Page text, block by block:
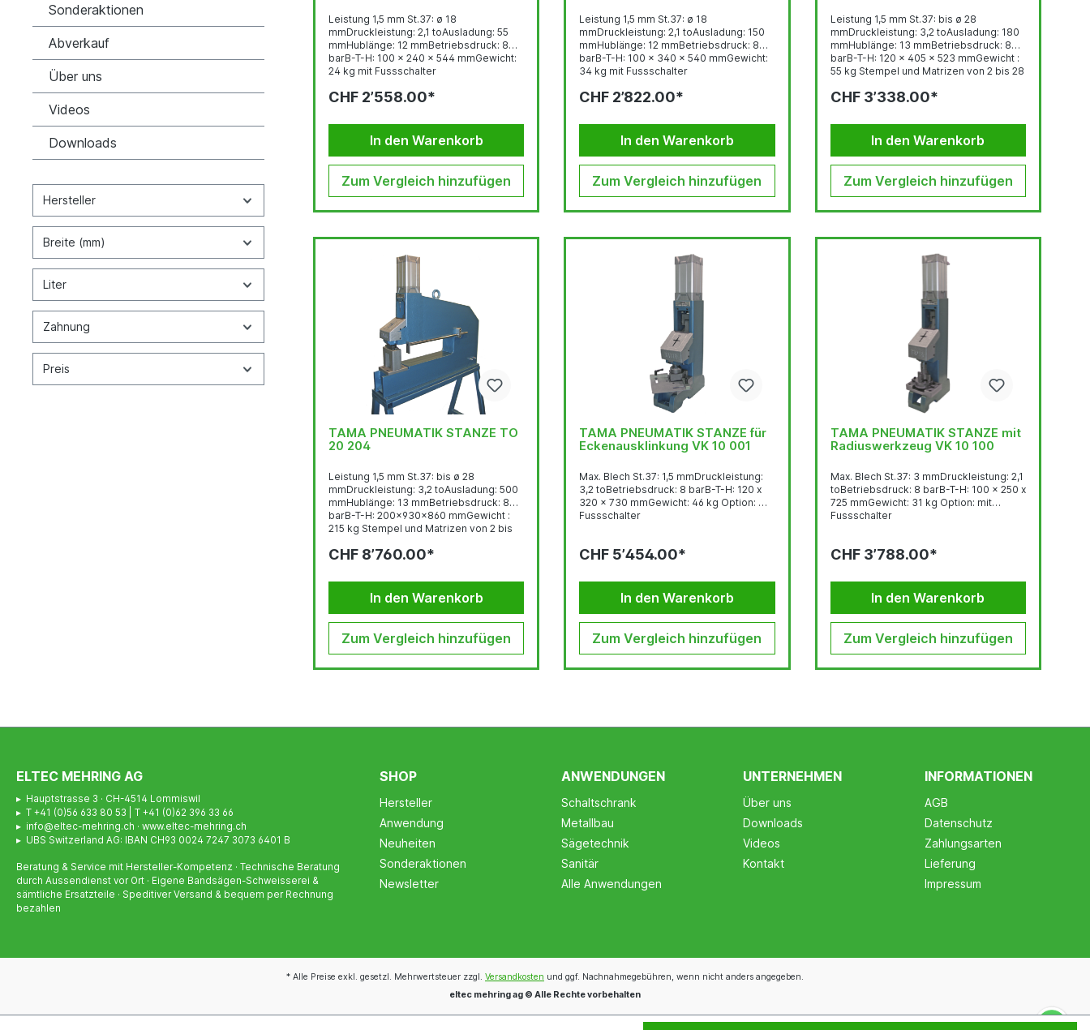
Sonderaktionen
Abverkauf
Über uns
Videos
Downloads
Hersteller
Breite (mm)
Liter
Zahnung
Preis
Leistung 1,5 mm St.37: ø 18
mmDruckleistung: 2,1 toAusladung: 55
mmHublänge: 12 mmBetriebsdruck: 8
barB-T-H: 100 x 240 x 544 mmGewicht:
24 kg mit Fussschalter
CHF 2’558.00*
In den Warenkorb
Zum Vergleich hinzufügen
Leistung 1,5 mm St.37: ø 18
mmDruckleistung: 2,1 toAusladung: 150
mmHublänge: 12 mmBetriebsdruck: 8
barB-T-H: 100 x 340 x 540 mmGewicht:
34 kg mit Fussschalter
CHF 2’822.00*
In den Warenkorb
Zum Vergleich hinzufügen
Leistung 1,5 mm St.37: bis ø 28
mmDruckleistung: 3,2 toAusladung: 180
mmHublänge: 13 mmBetriebsdruck: 8
barB-T-H: 120 x 405 x 523 mmGewicht :
55 kg Stempel und Matrizen von 2 bis 28
Fussschalter
CHF 3’338.00*
In den Warenkorb
Zum Vergleich hinzufügen
TAMA PNEUMATIK STANZE TO
20 204
Leistung 1,5 mm St.37: bis ø 28
mmDruckleistung: 3,2 toAusladung: 500
mmHublänge: 13 mmBetriebsdruck: 8
barB-T-H: 200x930x860 mmGewicht :
215 kg Stempel und Matrizen von 2 bis
mit Fussschalter
CHF 8’760.00*
In den Warenkorb
Zum Vergleich hinzufügen
TAMA PNEUMATIK STANZE für
Eckenausklinkung VK 10 001
Max. Blech St.37: 1,5 mmDruckleistung:
3,2 toBetriebsdruck: 8 barB-T-H: 120 x
320 x 730 mmGewicht: 46 kg Option: mit
Fussschalter
CHF 5’454.00*
In den Warenkorb
Zum Vergleich hinzufügen
TAMA PNEUMATIK STANZE mit
Radiuswerkzeug VK 10 100
Max. Blech St.37: 3 mmDruckleistung: 2,1
toBetriebsdruck: 8 barB-T-H: 100 x 250 x
725 mmGewicht: 31 kg Option: mit
Fussschalter
CHF 3’788.00*
In den Warenkorb
Zum Vergleich hinzufügen
ELTEC MEHRING AG
▸ Hauptstrasse 3 · CH-4514 Lommiswil
▸ T +41 (0)56 633 80 53 | T +41 (0)62 396 33 66
▸ info@eltec-mehring.ch · www.eltec-mehring.ch
▸ UBS Switzerland AG: IBAN CH93 0024 7247 3073 6401 B
Beratung & Service mit Hersteller-Kompetenz · Technische Beratung
durch Aussendienst vor Ort · Eigene Bandsägen-Schweisserei &
sämtliche Ersatzteile · Speditiver Versand & bequem per Rechnung
bezahlen
SHOP
Hersteller
Anwendung
Neuheiten
Sonderaktionen
Newsletter
ANWENDUNGEN
Schaltschrank
Metallbau
Sägetechnik
Sanitär
Alle Anwendungen
UNTERNEHMEN
Über uns
Downloads
Videos
Kontakt
INFORMATIONEN
AGB
Datenschutz
Zahlungsarten
Lieferung
Impressum
* Alle Preise exkl. gesetzl. Mehrwertsteuer zzgl. Versandkosten und ggf. Nachnahmegebühren, wenn nicht anders angegeben.
eltec mehring ag © Alle Rechte vorbehalten